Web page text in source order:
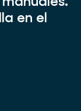
en el